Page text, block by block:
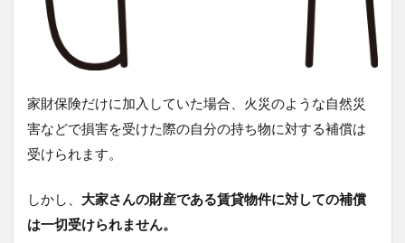
家財保険だけに加入していた場合、火災のような自然災
害などで損害を受けた際の自分の持ち物に対する補償は
受けられます。
しかし、 大家さんの財産である賃貸物件に対しての補償
は一切受けられません。